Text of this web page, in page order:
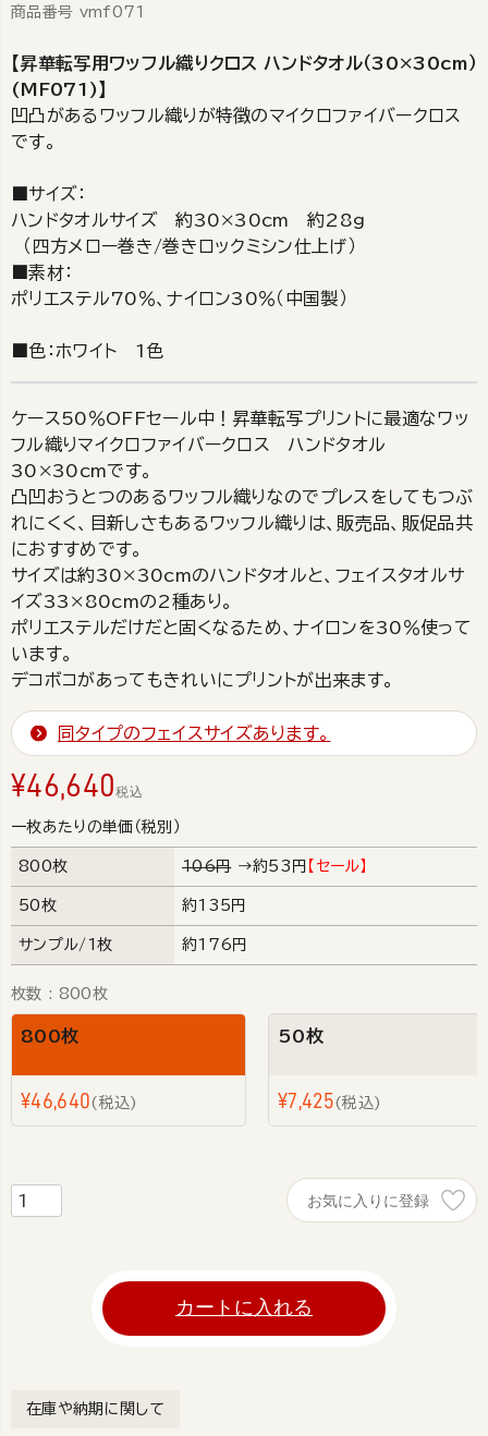
商品番号 vmf071
【昇華転写用ワッフル織りクロス ハンドタオル（30×30cm）
(MF071)】
凹凸があるワッフル織りが特徴のマイクロファイバークロス
です。
■サイズ：
ハンドタオルサイズ 約30×30cm 約28g
（四方メロー巻き/巻きロックミシン仕上げ）
■素材：
ポリエステル70％、ナイロン30％（中国製）
■色：ホワイト 1色
ケース50％OFFセール中！昇華転写プリントに最適なワッ
フル織りマイクロファイバークロス ハンドタオル
30×30cmです。
凸凹おうとつのあるワッフル織りなのでプレスをしてもつぶ
れにくく、目新しさもあるワッフル織りは、販売品、販促品共
におすすめです。
サイズは約30×30cmのハンドタオルと、フェイスタオルサ
イズ33×80cmの2種あり。
ポリエステルだけだと固くなるため、ナイロンを30％使って
います。
デコボコがあってもきれいにプリントが出来ます。
同タイプのフェイスサイズあります。
¥46,640税込
一枚あたりの単価（税別）
800枚 106円→約53円 【セール】
50枚 約135円
サンプル/1枚 約176円
枚数 800枚
800枚
¥46,640 税込
50枚
¥7,425 税込
お気に入りに登録
カートに入れる
在庫や納期に関して